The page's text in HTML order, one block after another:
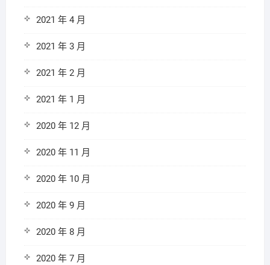
2021 年 4 月
2021 年 3 月
2021 年 2 月
2021 年 1 月
2020 年 12 月
2020 年 11 月
2020 年 10 月
2020 年 9 月
2020 年 8 月
2020 年 7 月